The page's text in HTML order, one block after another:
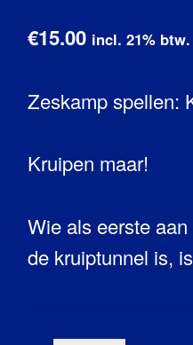
€15.00 incl. 21% btw.
Zeskamp spellen:
Kruipen maar!
Wie als eerste
de kruiptunnel is,